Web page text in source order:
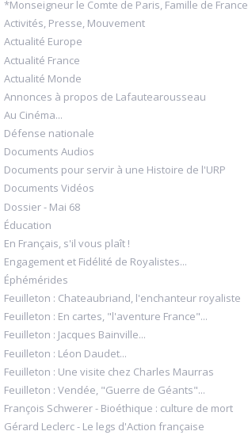
*Monseigneur le Comte de Paris, Famille de France
Activités, Presse, Mouvement
Actualité Europe
Actualité France
Actualité Monde
Annonces à propos de Lafautearousseau
Au Cinéma...
Défense nationale
Documents Audios
Documents pour servir à une Histoire de l'URP
Documents Vidéos
Dossier - Mai 68
Éducation
En Français, s'il vous plaît !
Engagement et Fidélité de Royalistes...
Éphémérides
Feuilleton : Chateaubriand, l'enchanteur royaliste
Feuilleton : En cartes, "l'aventure France"...
Feuilleton : Jacques Bainville...
Feuilleton : Léon Daudet...
Feuilleton : Une visite chez Charles Maurras
Feuilleton : Vendée, "Guerre de Géants"...
François Schwerer - Bioéthique : culture de mort
Gérard Leclerc - Le legs d'Action française